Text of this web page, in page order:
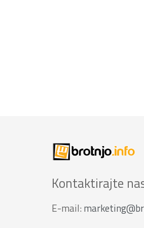
Kontaktirajte
E-mail: